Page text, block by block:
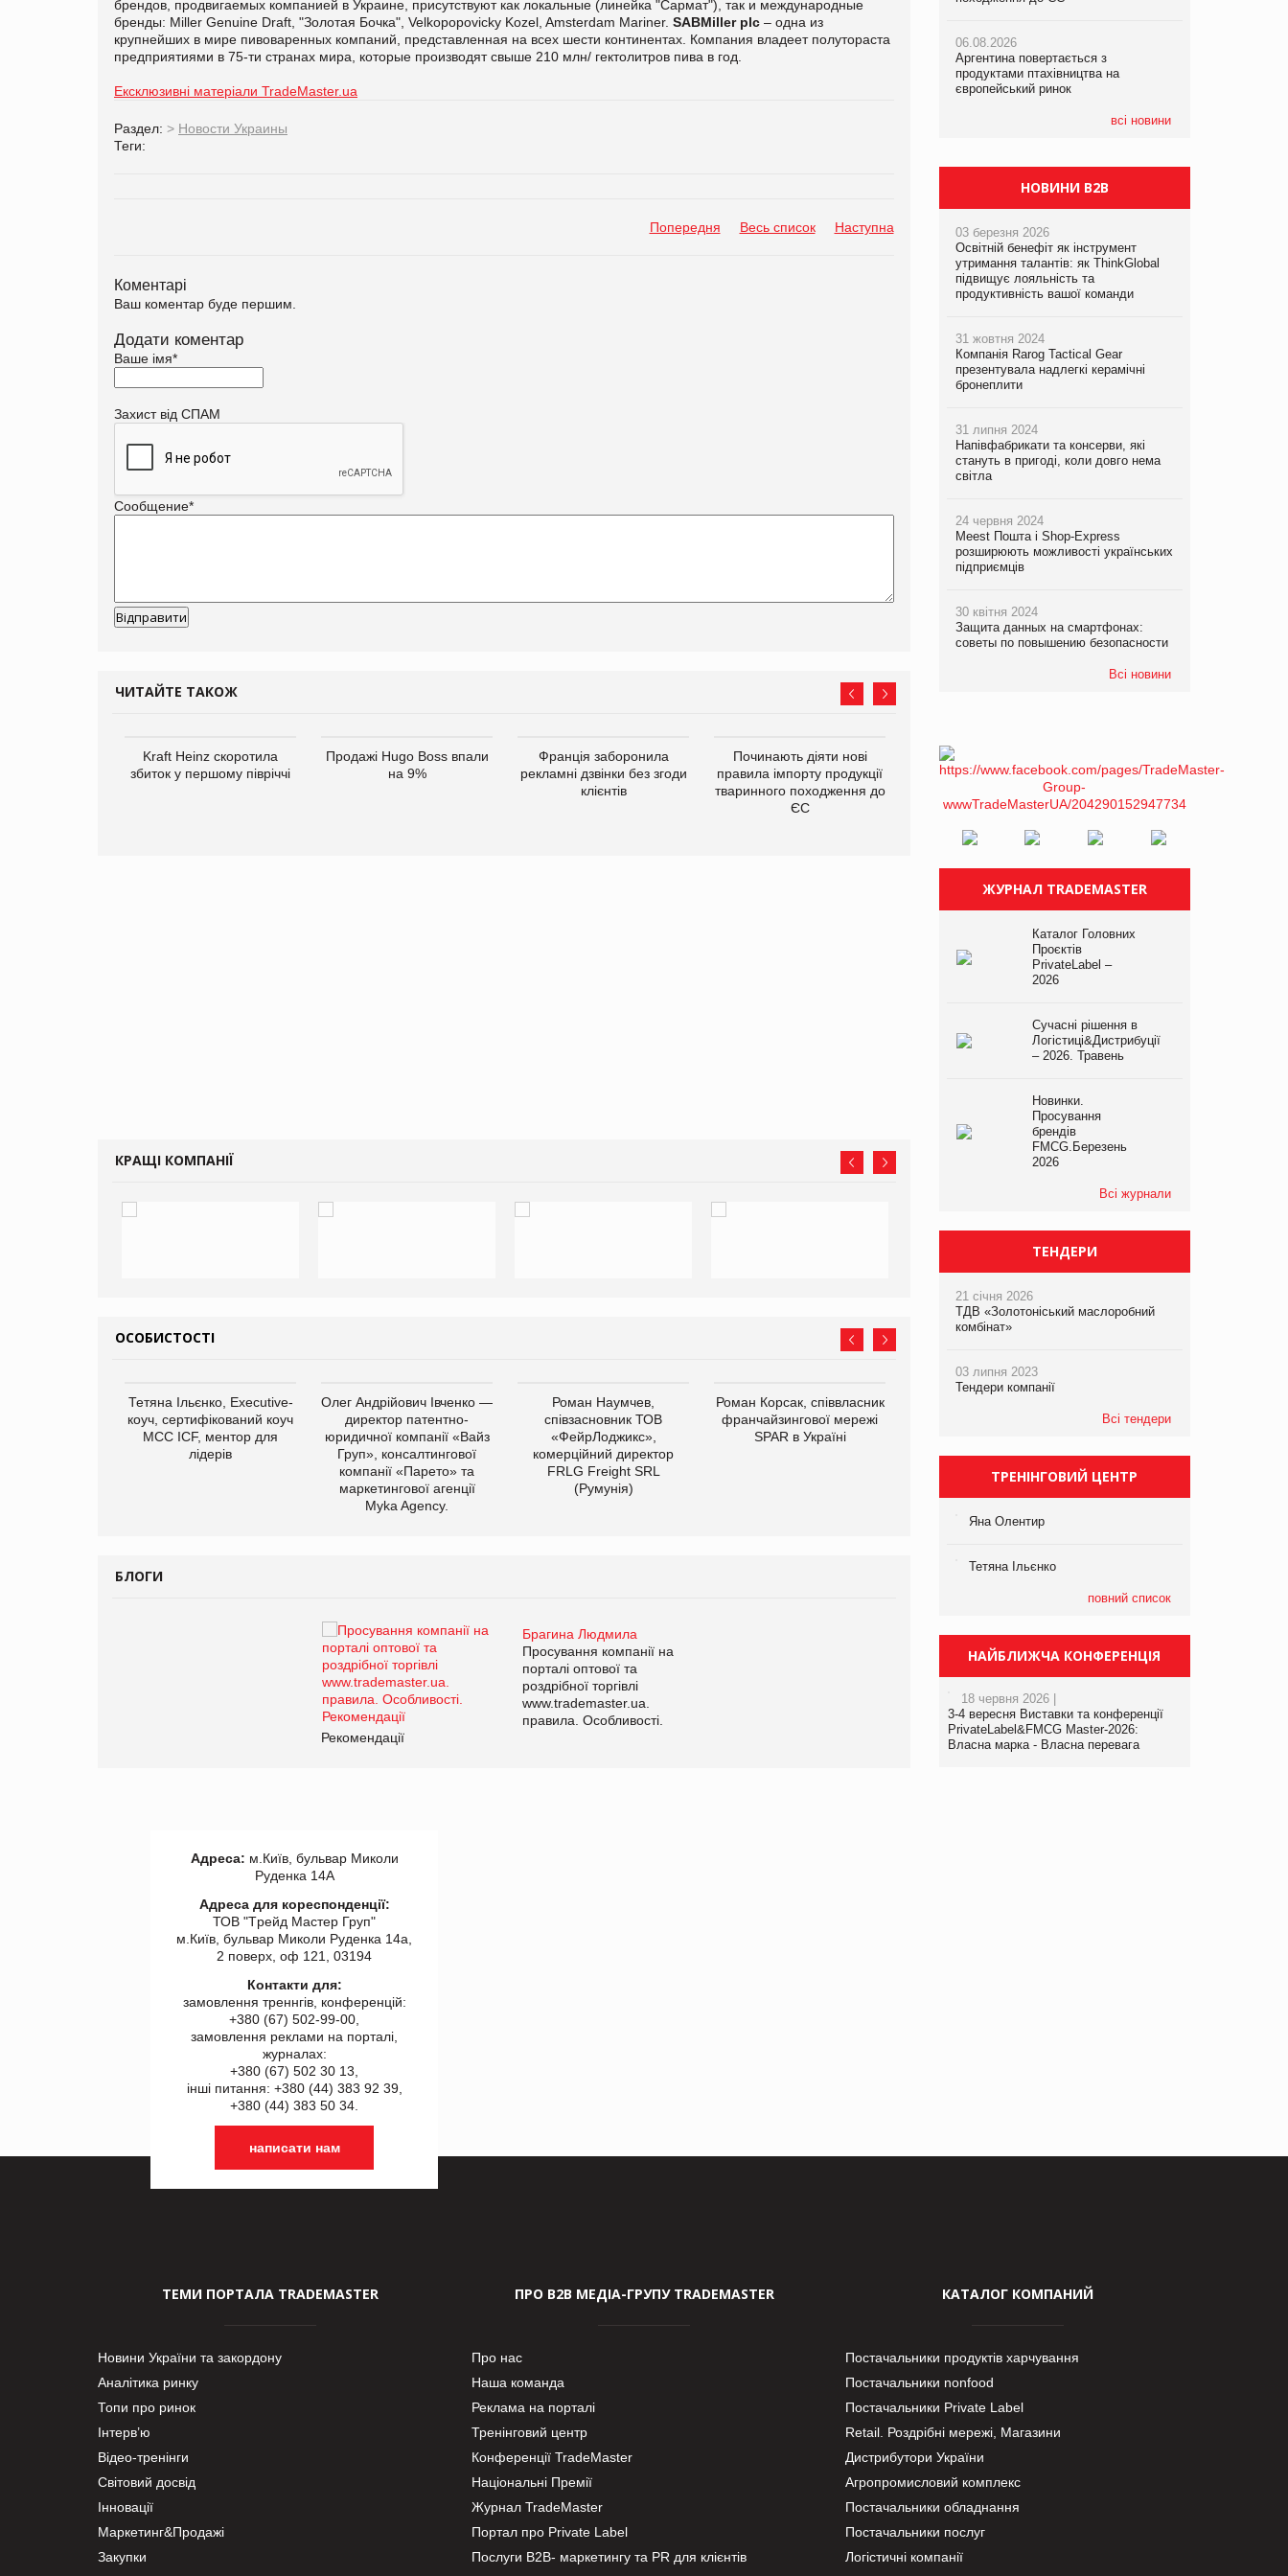
брендов, продвигаемых компанией в Украине, присутствуют как локальные (линейка "Сармат"), так и международные
бренды: Miller Genuine Draft, "Золотая Бочка", Velkopopovicky Kozel, Amsterdam Mariner. SABMiller plc – одна из
крупнейших в мире пивоваренных компаний, представленная на всех шести континентах. Компания владеет полутораста
предприятиями в 75-ти странах мира, которые производят свыше 210 млн/ гектолитров пива в год.
Ексклюзивні матеріали TradeMaster.ua
Раздел: > Новости Украины
Теги:
Попередня Весь список Наступна
Коментарі
Ваш коментар буде першим.
Додати коментар
Ваше імя*
Захист від СПАМ
Сообщение*
ЧИТАЙТЕ ТАКОЖ
Kraft Heinz скоротила
збиток у першому півріччі
Продажі Hugo Boss впали
на 9%
Франція заборонила
рекламні дзвінки без згоди
клієнтів
Починають діяти нові
правила імпорту продукції
тваринного походження до
ЄС
Аргентина повертається з
продуктами птахівництва
на європейський ринок
світових цін на
КРАЩІ КОМПАНІЇ
ОСОБИСТОСТІ
Тетяна Ільєнко, Executive-
коуч, сертифікований коуч
МСС ICF, ментор для
лідерів
Олег Андрійович Івченко —
директор патентно-
юридичної компанії «Вайз
Груп», консалтингової
компанії «Парето» та
маркетингової агенції
Myka Agency.
Роман Наумчев,
співзасновник ТОВ
«ФейрЛоджикс»,
комерційний директор
FRLG Freight SRL
(Румунія)
Роман Корсак, співвласник
франчайзингової мережі
SPAR в Україні
виробництва
компанії «УкраМарин»
БЛОГИ
Брагина Людмила
Просування компанії на
порталі оптової та
роздрібної торгівлі
www.trademaster.ua.
правила. Особливості.
Рекомендації
Брагина Людмила
Просування компанії на
www.trademaster.ua.
правила. Особливості.
06.08.2026
Аргентина повертається з
продуктами птахівництва на
європейський ринок
всі новини
05.08.2026
Смачне поповнення дитячого меню:
у VARUS з’явилися новинки від ТМ
ТОКЕРИ
хлібобулочні вироби на
PrivateLabel&FMCG Master 2026
06.08.2026
Аргентина повертається з
продуктами птахівництва на
європейський ринок
НОВИНИ B2B
03 березня 2026
Освітній бенефіт як інструмент
утримання талантів: як ThinkGlobal
підвищує лояльність та
продуктивність вашої команди
31 жовтня 2024
Компанія Rarog Tactical Gear
презентувала надлегкі керамічні
бронеплити
31 липня 2024
Напівфабрикати та консерви, які
стануть в пригоді, коли довго нема
світла
24 червня 2024
Meest Пошта і Shop-Express
розширюють можливості українських
підприємців
30 квітня 2024
Защита данных на смартфонах:
советы по повышению безопасности
Всі новини
ЖУРНАЛ TRADEMASTER
Каталог Головних
Проєктів
PrivateLabel –
2026
Сучасні рішення в
Логістиці&Дистрибуції
– 2026. Травень
Новинки.
Просування
брендів
FMCG.Березень
2026
Всі журнали
ТЕНДЕРИ
21 січня 2026
ТДВ «Золотоніський маслоробний
комбінат»
03 липня 2023
Тендери компанії
Всі тендери
ТРЕНІНГОВИЙ ЦЕНТР
Яна Олентир
Тетяна Ільєнко
повний список
НАЙБЛИЖЧА КОНФЕРЕНЦІЯ
18 червня 2026 |
3-4 вересня Виставки та конференції
PrivateLabel&FMCG Master-2026:
Власна марка - Власна перевага
Адреса: м.Київ, бульвар Миколи
Руденка 14А
Адреса для кореспонденції:
ТОВ "Tрейд Мастер Груп"
м.Київ, бульвар Миколи Руденка 14а,
2 поверх, оф 121, 03194
Контакти для:
замовлення треннгів, конференцій:
+380 (67) 502-99-00,
замовлення реклами на порталі,
журналах:
+380 (67) 502 30 13,
інші питання: +380 (44) 383 92 39,
+380 (44) 383 50 34.
написати нам
ТЕМИ ПОРТАЛА TRADEMASTER
Новини України та закордону
Аналітика ринку
Топи про ринок
Інтерв’ю
Відео-тренінги
Світовий досвід
Інновації
Маркетинг&Продажі
Закупки
ПРО В2В МЕДІА-ГРУПУ TRADEMASTER
Про нас
Наша команда
Реклама на порталі
Тренінговий центр
Конференції TradeMaster
Національні Премії
Журнал TradeMaster
Портал про Private Label
Послуги В2В- маркетингу та PR для клієнтів
КАТАЛОГ КОМПАНИЙ
Постачальники продуктів харчування
Постачальники nonfood
Постачальники Private Label
Retail. Роздрібні мережі, Магазини
Дистрибутори України
Агропромисловий комплекс
Постачальники обладнання
Постачальники послуг
Логістичні компанії